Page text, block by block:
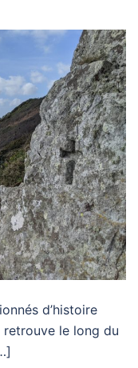
d’histoire
retrouve le long du